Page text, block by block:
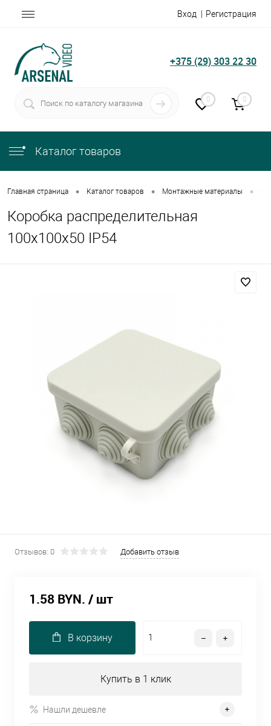
Вход Регистрация
+375 (29) 303 22 30
0 0
Каталог товаров
Главная страница • Каталог товаров • Монтажные материалы •
Коробка распределительная
100х100х50 IP54
Отзывов: 0 Добавить отзыв
1.58 BYN. / шт
В корзину
Купить в 1 клик
Нашли дешевле